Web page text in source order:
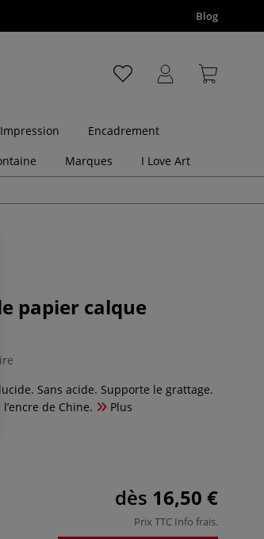
Blog
Impression
Encadrement
Marques I Love Art
papier calque
Sans acide. Supporte le grattage.
de Chine.
Plus
dès 16,50 €
Prix TTC Info frais.